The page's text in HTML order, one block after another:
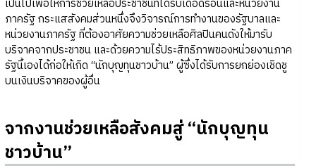
เป็นไปเพื่อให้การช่วยเหลือประชาชนที่ได้รับเดือดร้อนและหน่วยงาน
ภาครัฐ กระแสสังคมส่วนหนึ่งจึงวิจารณ์การทำงานของรัฐบาลและ
หน่วยงานภาครัฐ ที่ต้องอาศัยความช่วยเหลือศิลปินคนดังให้มารับ
บริจาคจากประชาชน และด้วยความไร้ประสิทธิภาพของหน่วยงานภาค
รัฐนี้เองได้ก่อให้เกิด “นักบุญทุนชาวบ้าน” ผู้ซึ่งได้รับการยกย่องเชิดชู
บนเงินบริจาคของผู้อื่น
จากงานช่วยเหลือสังคมสู่ “นักบุญทุน
ชาวบ้าน”